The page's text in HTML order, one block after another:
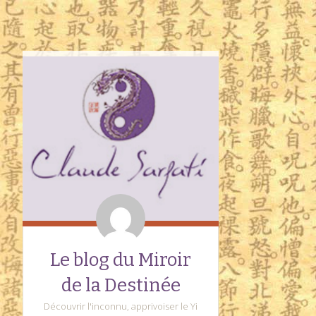
Le blog du Miroir
de la Destinée
Découvrir l'inconnu, apprivoiser le Yi